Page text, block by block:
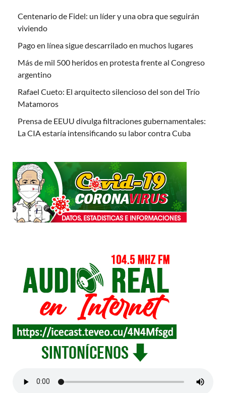
Centenario de Fidel: un líder y una obra que seguirán
viviendo
Pago en línea sigue descarrilado en muchos lugares
Más de mil 500 heridos en protesta frente al Congreso
argentino
Rafael Cueto: El arquitecto silencioso del son del Trío
Matamoros
Prensa de EEUU divulga filtraciones gubernamentales:
La CIA estaría intensificando su labor contra Cuba